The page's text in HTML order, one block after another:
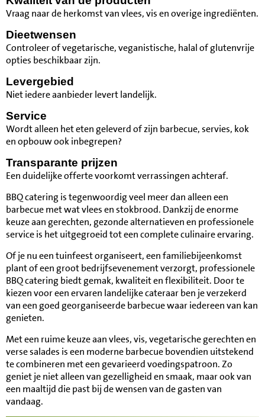
Vraag naar de herkomst van vlees, vis en overige ingrediënten.
Dieetwensen
Controleer of vegetarische, veganistische, halal of glutenvrije
opties beschikbaar zijn.
Levergebied
Niet iedere aanbieder levert landelijk.
Service
Wordt alleen het eten geleverd of zijn barbecue, servies, kok
en opbouw ook inbegrepen?
Transparante prijzen
Een duidelijke offerte voorkomt verrassingen achteraf.
BBQ catering is tegenwoordig veel meer dan alleen een
barbecue met wat vlees en stokbrood. Dankzij de enorme
keuze aan gerechten, gezonde alternatieven en professionele
service is het uitgegroeid tot een complete culinaire ervaring.
Of je nu een tuinfeest organiseert, een familiebijeenkomst
plant of een groot bedrijfsevenement verzorgt, professionele
BBQ catering biedt gemak, kwaliteit en flexibiliteit. Door te
kiezen voor een ervaren landelijke cateraar ben je verzekerd
van een goed georganiseerde barbecue waar iedereen van kan
genieten.
Met een ruime keuze aan vlees, vis, vegetarische gerechten en
verse salades is een moderne barbecue bovendien uitstekend
te combineren met een gevarieerd voedingspatroon. Zo
geniet je niet alleen van gezelligheid en smaak, maar ook van
een maaltijd die past bij de wensen van de gasten van
vandaag.